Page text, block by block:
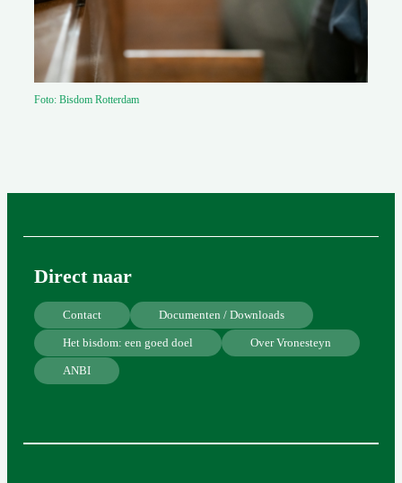
Foto: Bisdom Rotterdam
Direct naar
Contact Documenten / Downloads
Het bisdom: een goed doel Over Vronesteyn
ANBI